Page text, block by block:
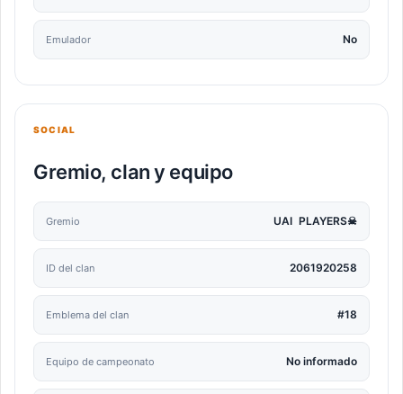
Emulador No
SOCIAL
Gremio, clan y equipo
Gremio UAI PLAYERS☠
ID del clan 2061920258
Emblema del clan #18
Equipo de campeonato No informado